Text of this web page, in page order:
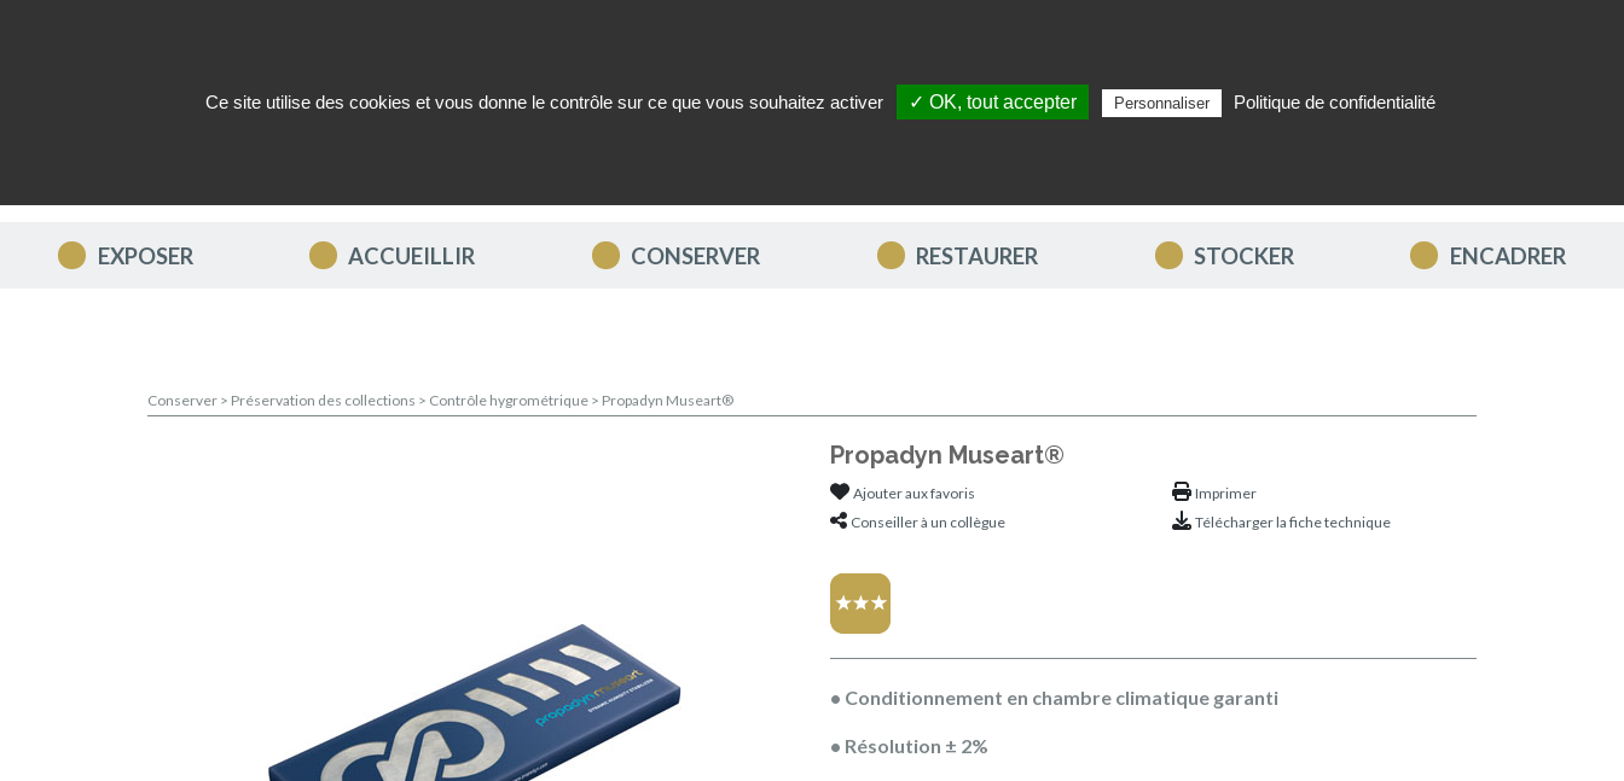
EXPOSER ACCUEILLIR CONSERVER RESTAURER STOCKER ENCADRER
Conserver > Préservation des collections > Contrôle hygrométrique > Propadyn Museart®
Propadyn Museart®
Ajouter aux favoris
Conseiller à un collègue
Imprimer
Télécharger la fiche technique
• Conditionnement en chambre climatique garanti
• Résolution ± 2%
Ce site utilise des cookies et vous donne le contrôle sur ce que vous souhaitez activer ✓ OK, tout accepter Personnaliser Politique de confidentialité